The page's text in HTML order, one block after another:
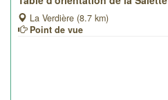
La Verdière (8.7 km)
Point de vue